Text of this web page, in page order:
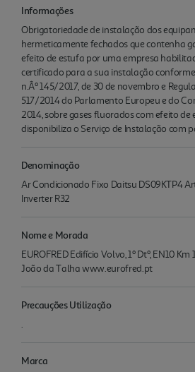
Informações
Obrigatoriedade de instalação dos
hermeticamente fechados que contenha
efeito de estufa por uma empresa
certificado para a sua instalação
n.Âº 145/2017, de 30 de novembro e
517/2014 do Parlamento Europeu e do
2014, sobre gases fluorados com efeito de
disponibiliza o Serviço de Instalação com
Denominação
Ar Condicionado Fixo Daitsu DS09KTP4
Inverter R32
Nome e Morada
EUROFRED Edifício Volvo, 1º Dtº, EN10
João da Talha www.eurofred.pt
Precauções Utilização
.
Marca